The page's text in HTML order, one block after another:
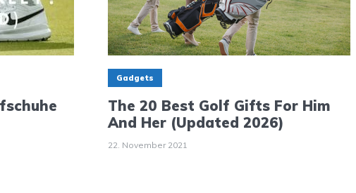
Gadgets
The 20 Best Golf Gifts For Him
And Her (Updated 2026)
22. November 2021